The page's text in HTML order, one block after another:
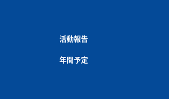
活動報告
年間予定